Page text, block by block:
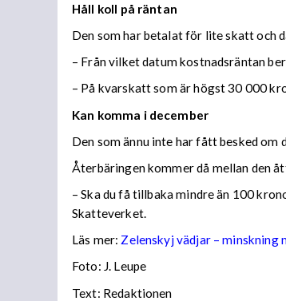
Håll koll på räntan
Den som har betalat för lite skatt och
– Från vilket datum kostnadsräntan
– På kvarskatt som är högst 30 000
Kan komma i december
Den som ännu inte har fått besked
Återbäringen kommer då mellan den
– Ska du få tillbaka mindre än 100
Skatteverket.
Läs mer: Zelenskyj vädjar – minskning
Foto: J. Leupe
Text: Redaktionen